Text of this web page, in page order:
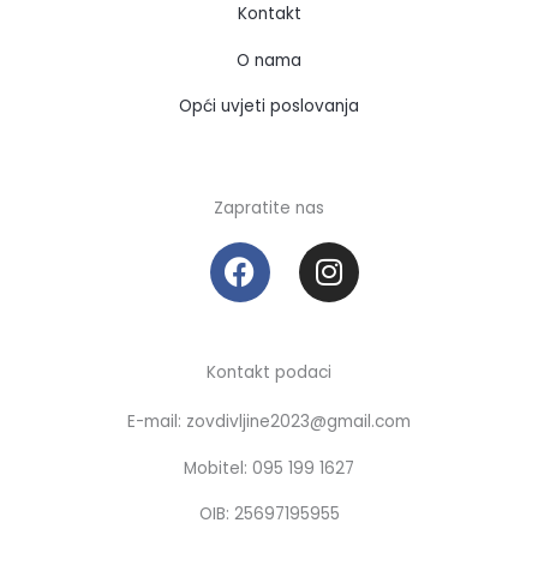
Kontakt
O nama
Opći uvjeti poslovanja
Zapratite nas
F
a
c
b
o
o
k
I
n
s
a
r
a
m
Kontakt podaci
E-mail: zovdivljine2023@gmail.com
Mobitel: 095 199 1627
OIB: 25697195955